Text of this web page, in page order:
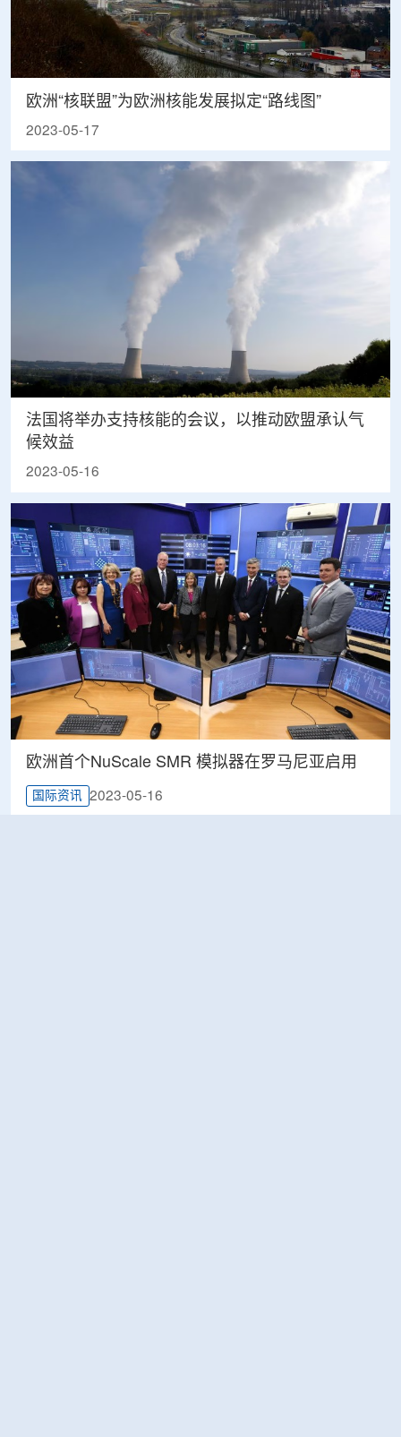
欧洲“核联盟”为欧洲核能发展拟定“路线图”
2023-05-17
法国将举办支持核能的会议，以推动欧盟承认气
候效益
2023-05-16
欧洲首个NuScale SMR 模拟器在罗马尼亚启用
国际资讯 2023-05-16